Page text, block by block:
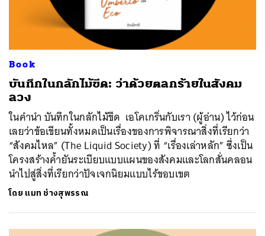
Book
บันทึกในกลักไม้ขีด: ว่าด้วยตลกร้ายในสังคม
ลวง
ในคำนำ บันทึกในกลักไม้ขีด เอโคเกริ่นกับเรา (ผู้อ่าน) ไว้ก่อน
เลยว่าข้อเขียนทั้งหมดเป็นเรื่องของการพิจารณาสิ่งที่เรียกว่า
“สังคมไหล” (The Liquid Society) ที่ “เรื่องเล่าหลัก” ซึ่งเป็น
โครงสร้างค้ำยันระเบียบแบบแผนของสังคมและโลกสั่นคลอน
นำไปสู่สิ่งที่เรียกว่าปัจเจกนิยมแบบไร้ขอบเขต
โดย แมท ช่างสุพรรณ